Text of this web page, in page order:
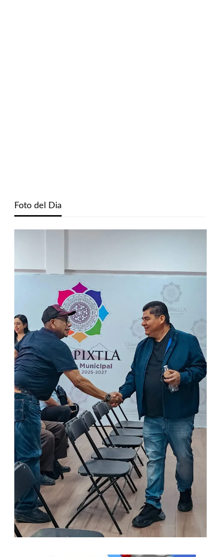
Foto del Dia